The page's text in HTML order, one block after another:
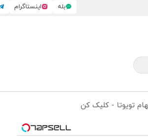
بله اینستاگرام
تویوتا - کلیک کن